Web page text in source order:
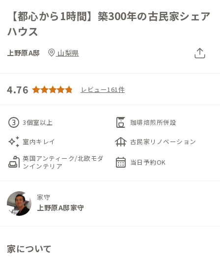
【都心から1時間】築300年の古民家シェア
ハウス
上野原A邸 山梨県
4.76 レビュー161件
counter_3 3個室以上 coffee_maker 珈琲焙煎所併設
auto_awesome 室内キレイ foundation 古民家リノベーション
scene 英国アンティーク/北欧モダ
ンインテリア
calendar_month 当日予約OK
家守
上野原A邸家守
家について